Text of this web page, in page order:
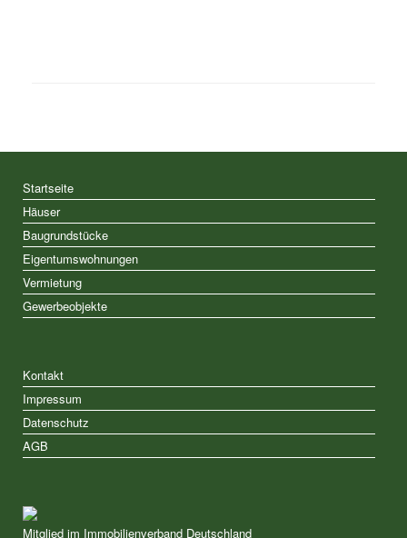
Startseite
Häuser
Baugrundstücke
Eigentumswohnungen
Vermietung
Gewerbeobjekte
Kontakt
Impressum
Datenschutz
AGB
Mitglied im Immobilienverband Deutschland